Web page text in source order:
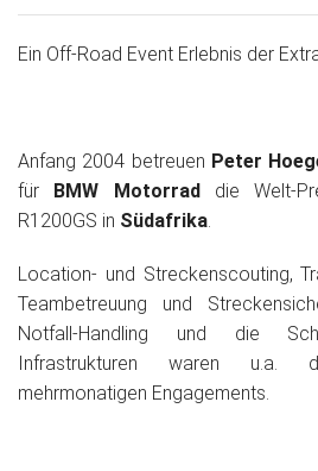
Das war 2017
Das war 2016
Das war 2015
Das war 2014
Das war 2013
Ein Off-Road Event Erlebnis der
Anfang 2004 betreuen Peter
für BMW Motorrad die Welt-
R1200GS in Südafrika.
Location- und Streckenscouting,
Teambetreuung und
Notfall-Handling und die
Infrastrukturen waren u.a.
mehrmonatigen Engagements.